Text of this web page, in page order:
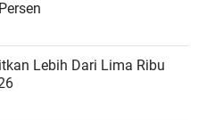
Lebih Dari Lima Ribu